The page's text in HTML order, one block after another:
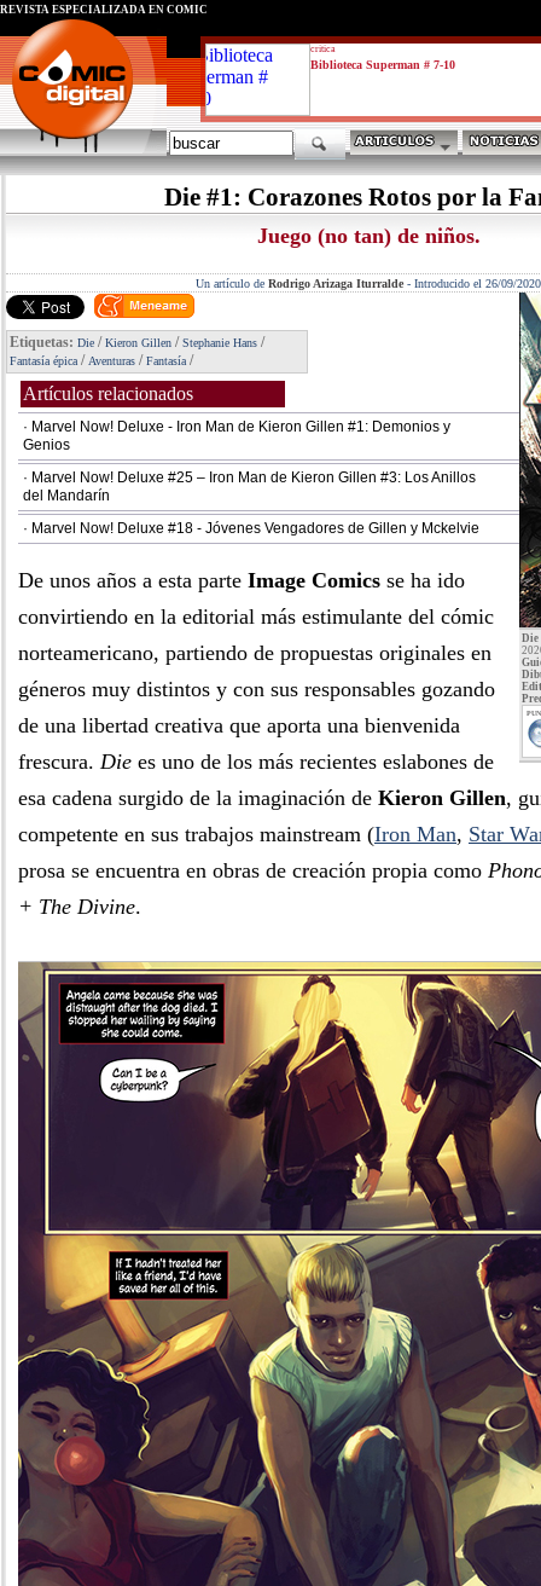
critica
Biblioteca Superman # 7-10
REVISTA ESPECIALIZADA EN CÓMIC
Die #1: Corazones Rotos por la
Juego (no tan) de niños.
Un artículo de Rodrigo Arizaga Iturralde - Introducido el 26/09/2020
Die
Etiquetas: Die /Kieron Gillen /Stephanie Hans /
Fantasía épica / Aventuras /Fantasía /
Artículos relacionados
· Marvel Now! Deluxe - Iron Man de Kieron Gillen #1: Demonios y
Genios
· Marvel Now! Deluxe #25 – Iron Man de Kieron Gillen #3: Los Anillos
del Mandarín
· Marvel Now! Deluxe #18 - Jóvenes Vengadores de Gillen y Mckelvie
De unos años a esta parte Image Comics se ha ido
convirtiendo en la editorial más estimulante del cómic
norteamericano, partiendo de propuestas originales en
géneros muy distintos y con sus responsables gozando
de una libertad creativa que aporta una bienvenida
frescura. Die es uno de los más recientes eslabones de
esa cadena surgido de la imaginación de Kieron Gillen,
competente en sus trabajos mainstream (Iron Man, Star
prosa se encuentra en obras de creación propia como
+ The Divine.